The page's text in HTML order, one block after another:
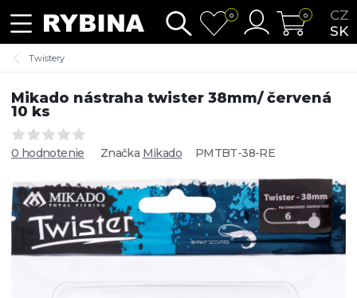
CZ
SK
0 0
Twistery
Mikado nástraha twister 38mm/ červená
10 ks
0 hodnotenie Značka Mikado PMTBT-38-RE